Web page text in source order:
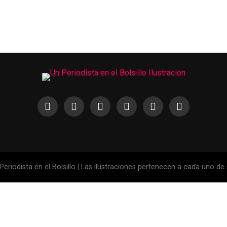
en el Bolsillo | Las ilustraciones pertenecen a cada uno de